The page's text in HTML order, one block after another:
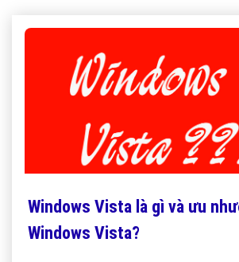
Windows Vista là gì và ưu
Windows Vista?